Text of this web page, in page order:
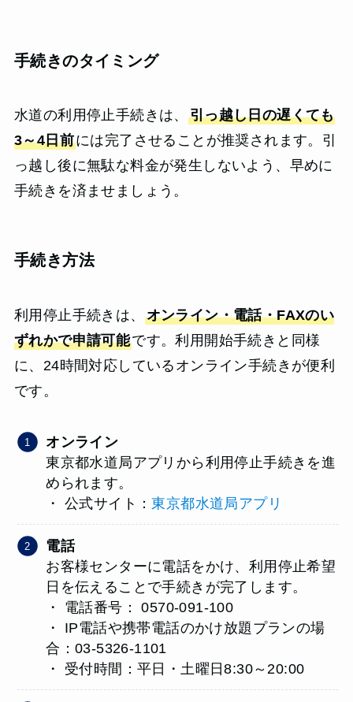
手続きのタイミング
水道の利用停止手続きは、 引っ越し日の遅くても
3～4日前には完了させることが推奨されます。引
っ越し後に無駄な料金が発生しないよう、早めに
手続きを済ませましょう。
手続き方法
利用停止手続きは、 オンライン・電話・FAXのい
ずれかで申請可能です。利用開始手続きと同様
に、24時間対応しているオンライン手続きが便利
です。
オンライン
東京都水道局アプリから利用停止手続きを進
められます。
・ 公式サイト：東京都水道局アプリ
電話
お客様センターに電話をかけ、利用停止希望
日を伝えることで手続きが完了します。
・ 電話番号： 0570-091-100
・ IP電話や携帯電話のかけ放題プランの場
合：03-5326-1101
・ 受付時間：平日・土曜日8:30～20:00